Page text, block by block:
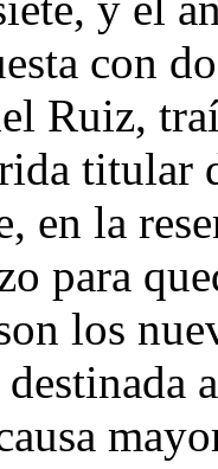
con
Ruiz,
titular
en la
para
los